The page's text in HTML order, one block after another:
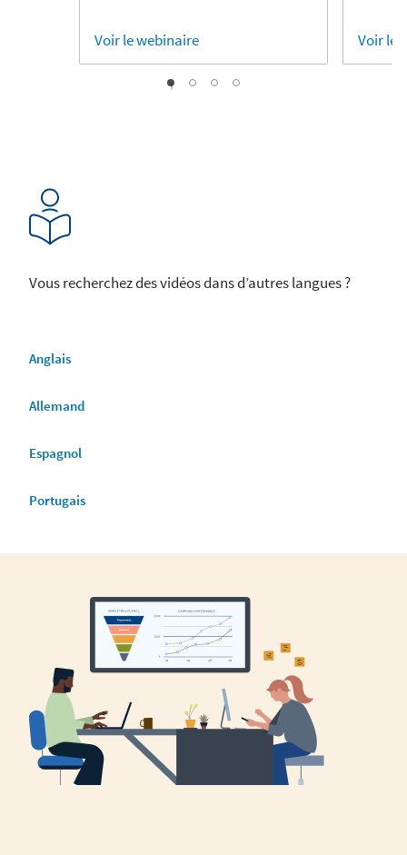
Voir le webinaire Voir le
0 1 2 3
Vous recherchez des vidéos dans d’autres langues ?
Anglais
Allemand
Espagnol
Portugais